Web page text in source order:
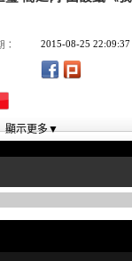
： 2015-08-25 22:09:37